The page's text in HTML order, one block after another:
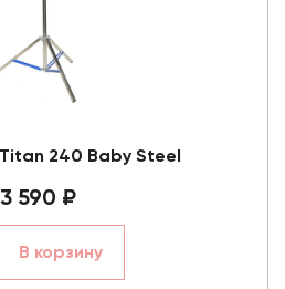
240 Baby Steel
3 590 ₽
В корзину